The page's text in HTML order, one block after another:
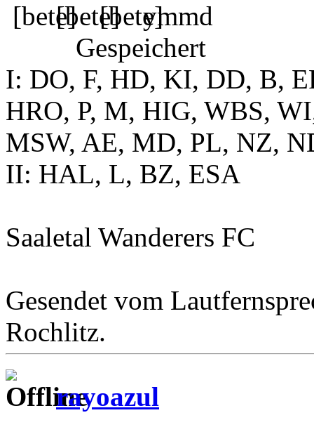
ymmd
Gespeichert
I: DO, F, HD, KI, DD, B,
HRO, P, M, HIG, WBS,
MSW, AE, MD, PL, NZ,
II: HAL, L, BZ, ESA
Saaletal Wanderers FC
Gesendet vom
Rochlitz.
rayoazul